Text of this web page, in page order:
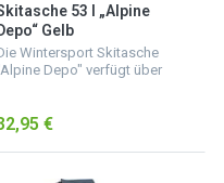
53 l „Alpine
Gelb
Wintersport Skitasche
Depo" verfügt über
Skischuhe nicht in
€